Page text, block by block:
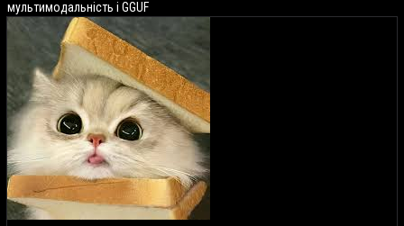
мультимодальність і GGUF